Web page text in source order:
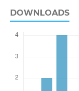
DOWNLOADS